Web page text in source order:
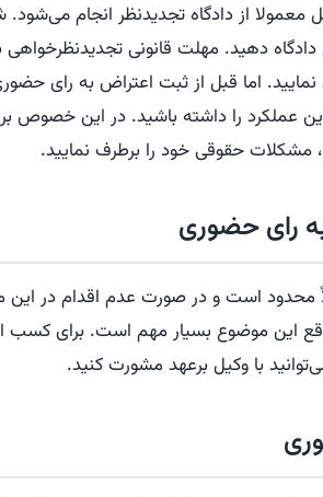
معمولا از دادگاه تجدیدنظر انجام
دادگاه دهید. مهلت قانونی
نمایید. اما قبل از ثبت اعتراض به رای
عملکرد را داشته باشید. در این خصوص
مشکلات حقوقی خود را برطرف نمایید.
رای حضوری
است و در صورت عدم اقدام در این
این موضوع بسیار مهم است. برای
با وکیل برعهد مشورت کنید.